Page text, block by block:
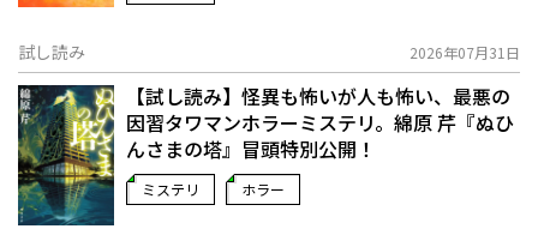
試し読み 2026年07月31日
【試し読み】怪異も怖いが人も怖い、最悪の
因習タワマンホラーミステリ。綿原 芹『ぬひ
んさまの塔』冒頭特別公開！
ミステリ ホラー